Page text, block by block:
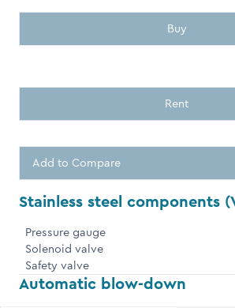
Buy
Rent
Add to Compare
Stainless steel components
Pressure gauge
Solenoid valve
Safety valve
Automatic blow-down